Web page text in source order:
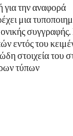
την αναφορά
μια
εντός του
στοιχεία του
τύπων